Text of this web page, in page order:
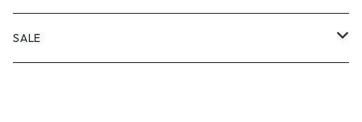
PANTS
SALE